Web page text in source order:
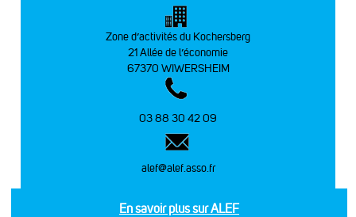
Zone d’activités du Kochersberg
21 Allée de l’économie
67370 WIWERSHEIM
03 88 30 42 09
alef@alef.asso.fr
En savoir plus sur ALEF